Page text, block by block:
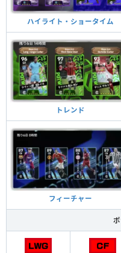
ハイライト・ショータイム
トレンド
フィーチャー